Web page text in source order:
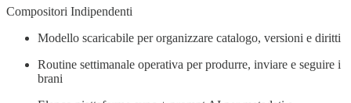
Compositori Indipendenti
Modello scaricabile per organizzare catalogo, versioni e diritti
Routine settimanale operativa per produrre, inviare e seguire i
brani